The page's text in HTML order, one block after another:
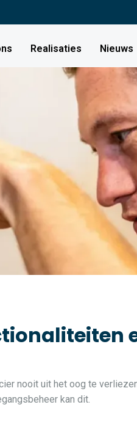
Realisaties Nieuws
nooit uit het oog te
kan dit.